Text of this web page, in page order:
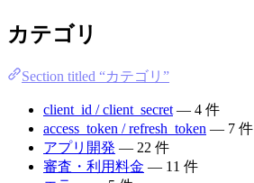
カテゴリ
Section titled “カテゴリ”
client_id / client_secret — 4 件
access_token / refresh_token — 7 件
アプリ開発 — 22 件
審査・利用料金 — 11 件